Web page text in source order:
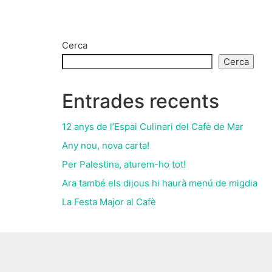
Cerca
Cerca
Entrades recents
12 anys de l’Espai Culinari del Cafè de Mar
Any nou, nova carta!
Per Palestina, aturem-ho tot!
Ara també els dijous hi haurà menú de migdia
La Festa Major al Cafè